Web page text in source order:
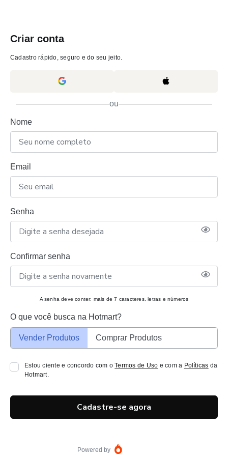
Criar conta
Cadastro rápido, seguro e do seu jeito.
ou
Nome
Email
Senha
Confirmar senha
A senha deve conter: mais de 7 caracteres, letras e números
O que você busca na Hotmart?
Vender Produtos Comprar Produtos
Estou ciente e concordo com oTermos de Uso e com a Políticas da
Hotmart.
Cadastre-se agora
Powered by